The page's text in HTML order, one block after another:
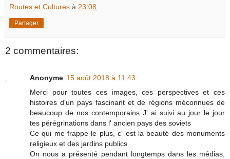
Routes et Cultures à 23:08
Partager
2 commentaires:
Anonyme 15 août 2018 à 11:43
Merci pour toutes ces images, ces perspectives et ces
histoires d'un pays fascinant et de régions méconnues de
beaucoup de nos contemporains J' ai suivi au jour le jour
tes pérégrinations dans l' ancien pays des soviets
Ce qui me frappe le plus, c' est la beauté des monuments
religieux et des jardins publics
On nous a présenté pendant longtemps dans les médias,